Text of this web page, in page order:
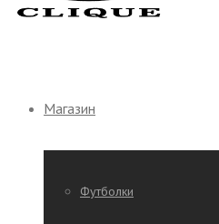
Магазин
Футболки